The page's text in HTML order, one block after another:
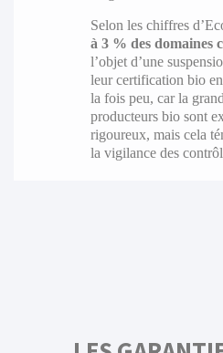
Selon les chiffres
à 3 % des domaines
l’objet d’une
leur certification bio en
la fois peu, car la
producteurs bio sont
rigoureux, mais cela
la vigilance des